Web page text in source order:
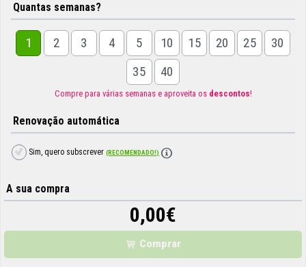
Quantas semanas?
1 2 3 4 5 10 15 20 25
30
35
40
Compre para várias semanas e aproveita os descontos!
Renovação automática
Sim, quero subscrever(RECOMENDADO!)
A sua compra
0,00€
Comprar